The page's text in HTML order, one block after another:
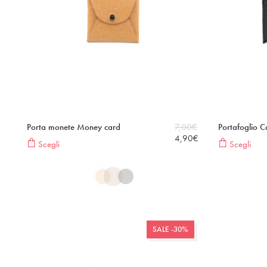
Porta monete Money card
Scegli
7,00€
4,90€
Portafoglio
Scegli
SALE -30%